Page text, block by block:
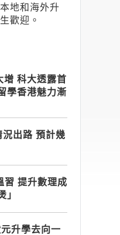
地和海外升
歡迎。
增 科大透露首
學香港魅力漸
出路 預計幾
習 提升數理成
」
升學去向一